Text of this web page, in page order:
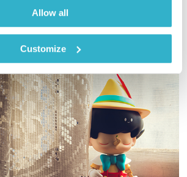
Allow all
Customize